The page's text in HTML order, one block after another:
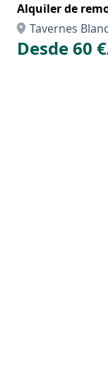
Alquiler de
Tavernes
Desde 60 €